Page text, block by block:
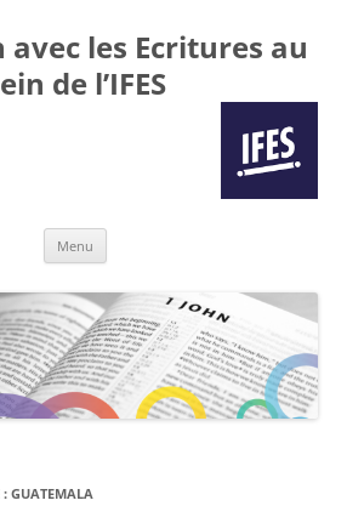
les Ecritures au
de l’IFES
Menu
: GUATEMALA